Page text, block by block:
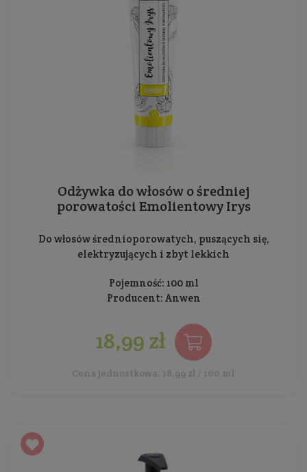
Odżywka do włosów o średniej
porowatości Emolientowy Irys
Do włosów średnioporowatych, puszących się,
elektryzujących i zbyt lekkich
Pojemność: 100 ml
Producent: Anwen
18,99 zł
Cena jednostkowa: 18,99 zł / 100 ml